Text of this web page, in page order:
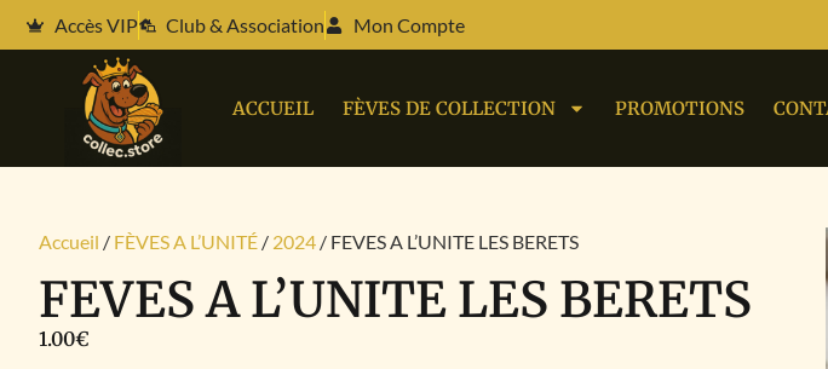
Accès VIP Club & Association Mon Compte
ACCUEIL FÈVES DE COLLECTION PROMOTIONS
Accueil / FÈVES A L’UNITÉ / 2024 / FEVES A L’UNITE LES BERETS
FEVES A L’UNITE LES BERETS
1.00€